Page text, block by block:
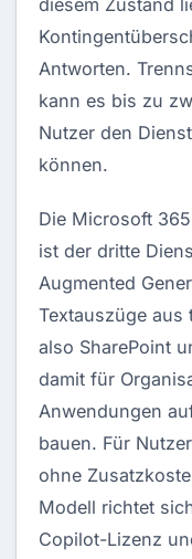
diesem Zustand
Antworten.
kann es bis zu
Nutzer den
können.
Die Microsoft
ist der dritte
Augmented
Textauszüge aus
also SharePoint
damit für
Anwendungen
bauen. Für
ohne
Modell richtet
Copilot-Lizenz